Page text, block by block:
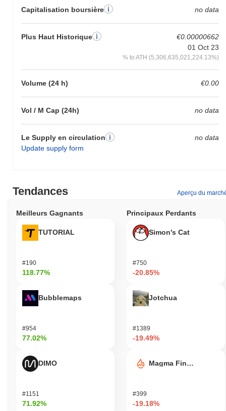
Capitalisation boursière no data
Plus Haut Historique
€0.00000662
01 Oct 23
% to ATH (5,306,635,021,224.13%)
Volume (24 h) €0.00
Vol / M Cap (24h) no data
Le Supply en circulation
Update supply form
no data
Tendances Aperçu du
Meilleurs Gagnants
TUTORIAL
#190
118.77%
Bubblemaps
#954
77.02%
DIMO
#1151
71.92%
Principaux Perdants
Simon's Cat
#750
-20.85%
Jotchua
#1389
-19.49%
Magma Finance
#399
-19.18%